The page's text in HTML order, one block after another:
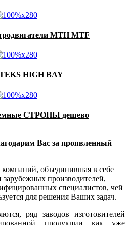
MTH MTF
HIGH BAY
СТРОПЫ дешево
Вас за проявленный
компаний, объединившая в себе
производителей,
специалистов, чей
для решения Ваших задач.
ряд заводов изготовителей